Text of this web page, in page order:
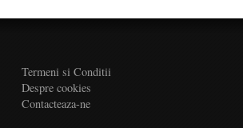
Termeni si Conditii
Despre cookies
Contacteaza-ne